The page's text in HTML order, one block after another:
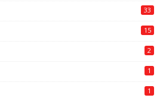
33
15
2
1
1